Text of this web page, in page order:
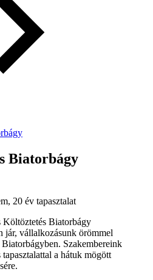
Biatorbágy
20 év tapasztalat
Költöztetés Biatorbágy
jár, vállalkozásunk örömmel
Szakembereink
a hátuk mögött